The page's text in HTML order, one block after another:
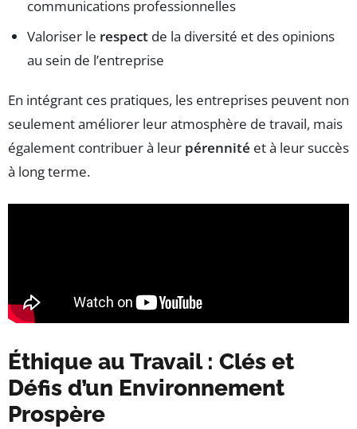
communications professionnelles
Valoriser le respect de la diversité et des opinions
au sein de l’entreprise
En intégrant ces pratiques, les entreprises peuvent non
seulement améliorer leur atmosphère de travail, mais
également contribuer à leur pérennité et à leur succès
à long terme.
Éthique au Travail : Clés et
Défis d’un Environnement
Prospère